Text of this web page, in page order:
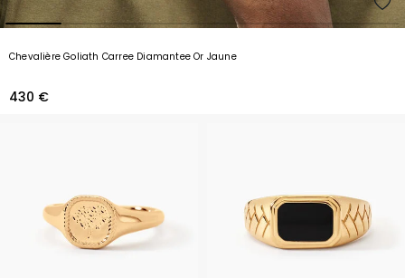
Chevalière Goliath Carree Diamantee Or Jaune
430 €